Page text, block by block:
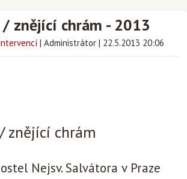
znějící chrám - 2013
| Administrátor | 22.5.2013 20:06
znějící chrám
Nejsv. Salvátora v Praze